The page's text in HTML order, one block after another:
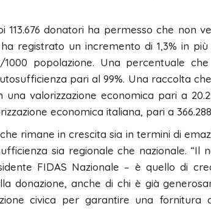
donatori ha permesso che non
registrato un incremento di 1,3% in più
popolazione. Una percentuale
pari al 99%. Una raccolta
valorizzazione economica pari a
economica italiana, pari a
rimane in crescita sia in termini di
sia regionale che nazionale. “Il
FIDAS Nazionale – è quello di
donazione, anche di chi è già
civica per garantire una fornitura